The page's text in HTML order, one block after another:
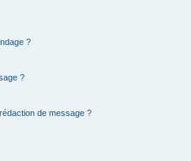
?
?
de message ?